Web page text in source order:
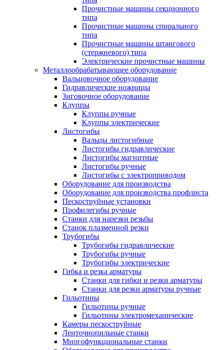
Прочистные машины секционного
типа
Прочистные машины спирального
типа
Прочистные машины штангового
(стержневого) типа
Электрические прочистные машины
Металлообрабатывающее оборудование
Вальцовочное оборудование
Гидравлические ножницы
Зиговочное оборудование
Клуппы
Клуппы ручные
Клуппы электрические
Листогибы
Вальцы листогибные
Листогибы гидравлические
Листогибы магнитные
Листогибы ручные
Листогибы с электроприводом
Оборудование для производства
Оборудование для производства профлиста
Пескоструйные установки
Профилегибы ручные
Станки для нарезки резьбы
Станок плазменной резки
Трубогибы
Трубогибы гидравлические
Трубогибы ручные
Трубогибы электрические
Гибка и резка арматуры
Станки для гибки и резки арматуры
Станки для резки арматуры ручные
Гильотины
Гильотины ручные
Гильотины электромеханические
Камеры пескоструйные
Ленточнопильные станки
Многофункциональные станки